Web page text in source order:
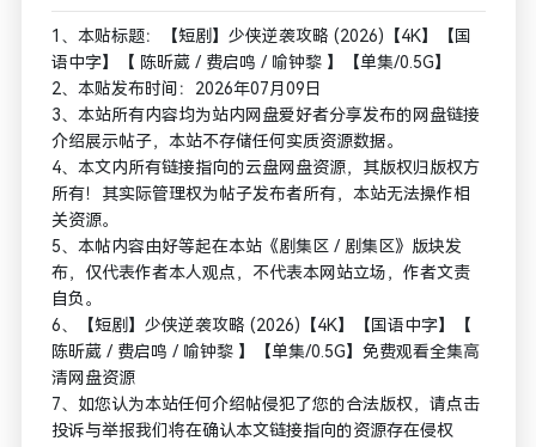
1、本贴标题：【短剧】少侠逆袭攻略 (2026)【4K】【国
语中字】【 陈昕葳 / 费启鸣 / 喻钟黎 】【单集/0.5G】
2、本贴发布时间：2026年07月09日
3、本站所有内容均为站内网盘爱好者分享发布的网盘链接
介绍展示帖子，本站不存储任何实质资源数据。
4、本文内所有链接指向的云盘网盘资源，其版权归版权方
所有！其实际管理权为帖子发布者所有，本站无法操作相
关资源。
5、本帖内容由好等起在本站《剧集区 / 剧集区》版块发
布，仅代表作者本人观点，不代表本网站立场，作者文责
自负。
6、【短剧】少侠逆袭攻略 (2026)【4K】【国语中字】【
陈昕葳 / 费启鸣 / 喻钟黎 】【单集/0.5G】免费观看全集高
清网盘资源
7、如您认为本站任何介绍帖侵犯了您的合法版权，请点击
投诉与举报我们将在确认本文链接指向的资源存在侵权